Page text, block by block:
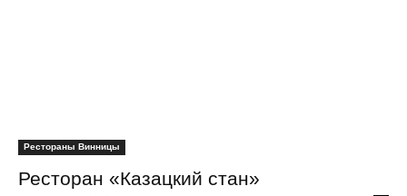
Рестораны Винницы
Ресторан «Казацкий стан»